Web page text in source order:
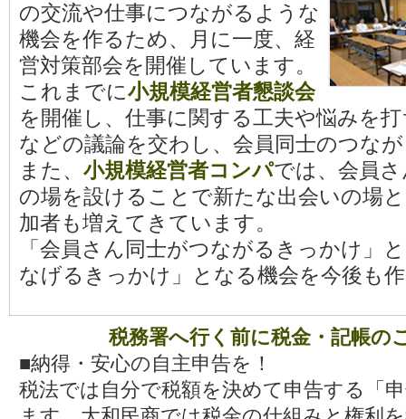
2024.06.17 2024年4月号『民商しんぶん
2024.03.26 2024年3月号『民商しんぶん
2024.02.22
2024年2月号『民商しんぶん
2024.01.29
2024年1月号『民商しんぶ
2023.12.21 2023年12月号『民商しんぶ
2023.11.22
2023年11月号『民商しんぶ
2023.10.19 2023年10月号『民商しんぶ
2023.09.27 2023年9月号『民商しんぶん
2023.08.08 2023年8月号『民商しんぶん
2023.07.18 2023年7月号『民商しんぶん
2023.06.20 2023年6月号『民商しんぶん
の交流や仕事につながるような
機会を作るため、月に一度、経
営対策部会を開催しています。
これまでに小規模経営者懇談会
を開催し、仕事に関する工夫や悩みを
などの議論を交わし、会員同士のつな
また、 小規模経営者コンパでは、会員
の場を設けることで新たな出会いの場
加者も増えてきています。
「会員さん同士がつながるきっかけ」
なげるきっかけ」となる機会を今後も
税務署へ行く前に税金・記帳の
■納得・安心の自主申告を！
税法では自分で税額を決めて申告する「